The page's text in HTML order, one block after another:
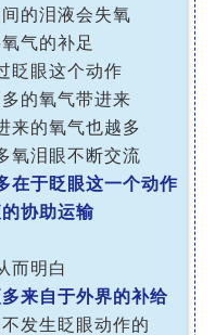
的泪液会失氧
气的补足
眨眼这个动作
的氧气带进来
来的氧气也越多
氧泪眼不断交流
在于眨眼这一个动作
协助运输
而明白
来自于外界的补给
发生眨眼动作的